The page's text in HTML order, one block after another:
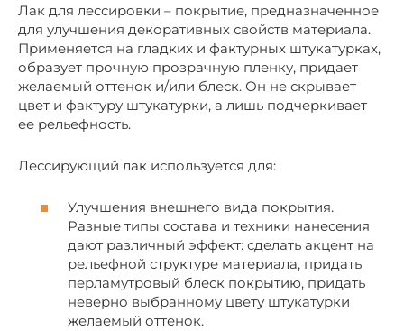
Лак для лессировки – покрытие, предназначенное
для улучшения декоративных свойств материала.
Применяется на гладких и фактурных штукатурках,
образует прочную прозрачную пленку, придает
желаемый оттенок и/или блеск. Он не скрывает
цвет и фактуру штукатурки, а лишь подчеркивает
ее рельефность.
Лессирующий лак используется для:
Улучшения внешнего вида покрытия.
Разные типы состава и техники нанесения
дают различный эффект: сделать акцент на
рельефной структуре материала, придать
перламутровый блеск покрытию, придать
неверно выбранному цвету штукатурки
желаемый оттенок.